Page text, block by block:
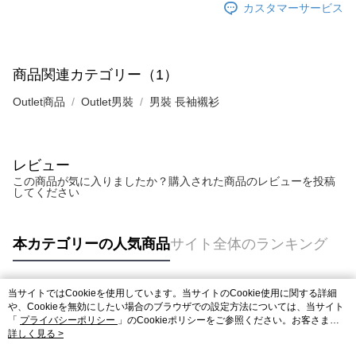
カスタマーサービス
商品関連カテゴリー（1）
Outlet商品 Outlet男裝 男裝 長袖襯衫
レビュー
この商品が気に入りましたか？購入された商品のレビューを投稿
してください
本カテゴリーの人気商品サイト全体のランキング
人気タグ
当サイトではCookieを使用しています。当サイトのCookie使用に関する詳細
や、Cookieを無効にしたい場合のブラウザでの設定方法については、当サイト
「 プライバシーポリシー 」のCookieポリシーをご参照ください。お客さま
が、当サイトを引き続き使用される場合、当社がサイト利用規約のCookieポリ
詳しく見る >